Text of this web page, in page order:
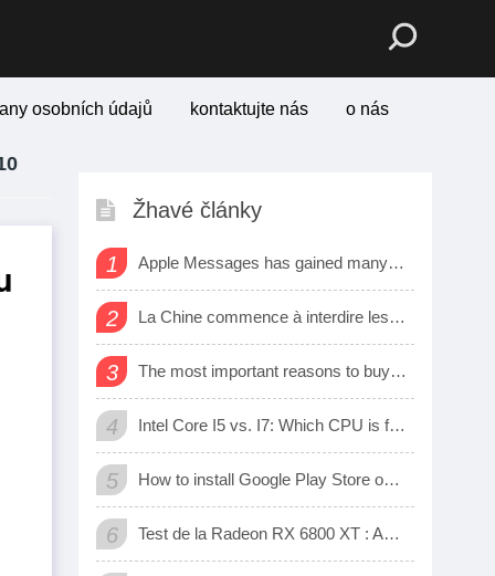
osobních údajů kontaktujte nás o nás
Žhavé články
1 Apple Messages has gained many new sharing features
2 La Chine commence à interdire les logiciels et matériels étrangers dans les bureaux d’état
3 The most important reasons to buy a smart watch
4 Intel Core I5 vs. I7: Which CPU is for Me?
5 How to install Google Play Store on Amazon Fire Tablet
6 Test de la Radeon RX 6800 XT : AMD a enfin une carte 3D qui tient tête aux GeForce RTX de Nvidia